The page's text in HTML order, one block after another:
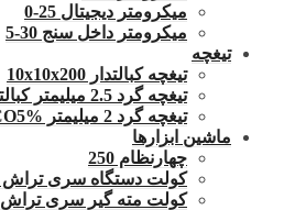
میکرومتر دیجیتال 25-0
میکرومتر داخل سنج 30-5
تیغچه
تیغچه کبالتدار 10x10x200
تیغچه گرد 2.5 میلیمتر کبالتدار
تیغچه گرد 2 میلیمتر HSSCO5%
ماشین ابزارها
چهارنظام 250
کولت دستگاه سری تراش TB60
کولت مته گیر سری تراش TB42